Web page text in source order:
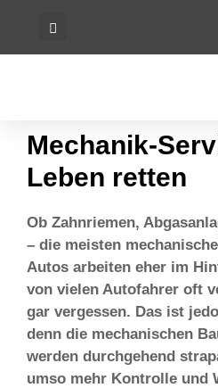
Mechanik-
Leben retten
Ob Zahnriemen,
– die meisten
Autos arbeiten eher im
von vielen Autofahrer oft
gar vergessen. Das ist
denn die mechanischen
werden durchgehend
umso mehr Kontrolle und